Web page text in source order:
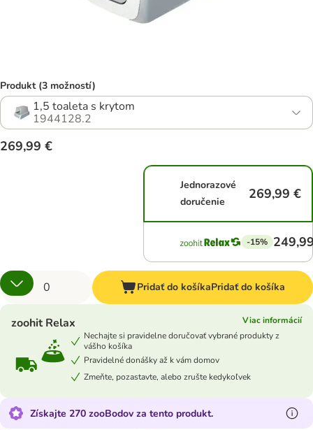
Produkt (3 možností)
1,5 toaleta s krytom
1944128.2
269,99 €
Jednorazové
doručenie
269,99 €
-15%
Pridať do košíkaPridať do košíka
zoohit Relax
Viac informácií
Nechajte si pravidelne doručovať vybrané produkty z
vášho košíka
Pravidelné donášky až k vám domov
Zmeňte, pozastavte, alebo zrušte kedykoľvek
Získajte 270 zooBodov za tento produkt.